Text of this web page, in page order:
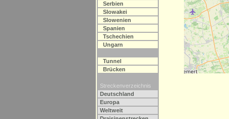
Serbien
Slowakei
Slowenien
Spanien
Tschechien
Ungarn
Tunnel
Brücken
Streckenverzeichnis
Deutschland
Europa
Weltweit